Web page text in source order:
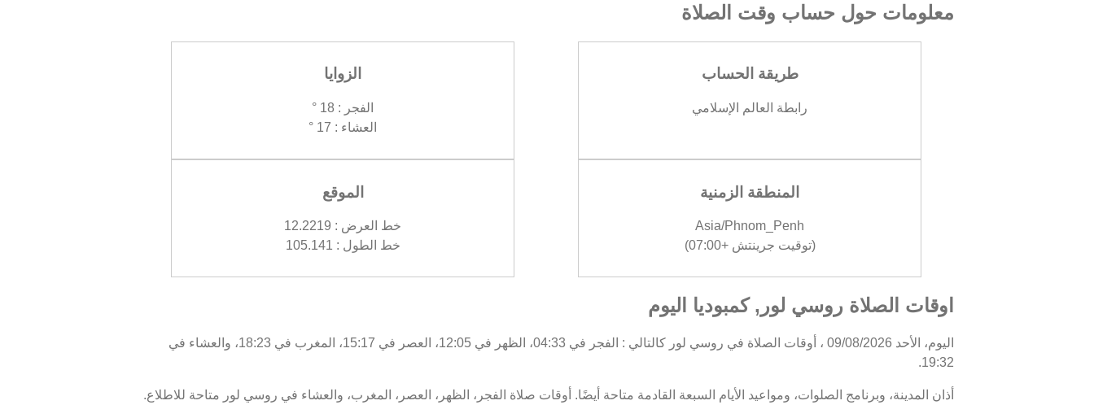
معلومات حول حساب وقت الصلاة
طريقة الحساب
رابطة العالم الإسلامي
الزوايا
الفجر : 18 °
العشاء : 17 °
المنطقة الزمنية
Asia/Phnom_Penh
(توقيت جرينتش +07:00)
الموقع
خط العرض : 12.2219
خط الطول : 105.141
اوقات الصلاة روسي لور, كمبوديا اليوم
اليوم، الأحد 09/08/2026 ، أوقات الصلاة في روسي لور كالتالي : الفجر في 04:33، الظهر في 12:05، العصر في 15:17، المغرب في 18:23، والعشاء في
19:32.
أذان المدينة، وبرنامج الصلوات، ومواعيد الأيام السبعة القادمة متاحة أيضًا. أوقات صلاة الفجر، الظهر، العصر، المغرب، والعشاء في روسي لور متاحة للاطلاع.